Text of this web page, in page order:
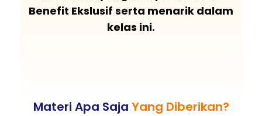
Benefit Ekslusif serta menarik dalam
kelas ini.
Materi Apa Saja Yang Diberikan?